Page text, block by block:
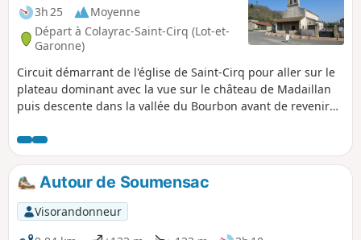
3h 25
Moyenne
Départ à Colayrac-Saint-Cirq (Lot-et-
Garonne)
Circuit démarrant de l'église de Saint-Cirq pour aller sur le
plateau dominant avec la vue sur le château de Madaillan
puis descente dans la vallée du Bourbon avant de revenir
Autour de Soumensac
Visorandonneur